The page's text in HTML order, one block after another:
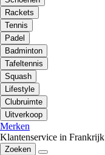
Rackets
Tennis
Padel
Badminton
Tafeltennis
Squash
Lifestyle
Clubruimte
Uitverkoop
Merken
Klantenservice in Frankrijk
Zoeken